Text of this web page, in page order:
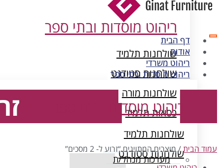
ריהוט מוסדות ובתי ספר
שולחנות תלמיד
שולחנות סטודנט
שולחנות מורה
כסאות תלמיד
ארונות מתכת
דף הבית
אודות
ריהוט משרדי
ריהוט מוסדות ובתי ספר
ריהוט מוסדות ובתי ספר
שולחנות תלמיד
שולחנות סטודנטעמוד הבית/ מוצרים המתויגים “זרוע ל- 2 מסכים”
מערכות מנהל/ת